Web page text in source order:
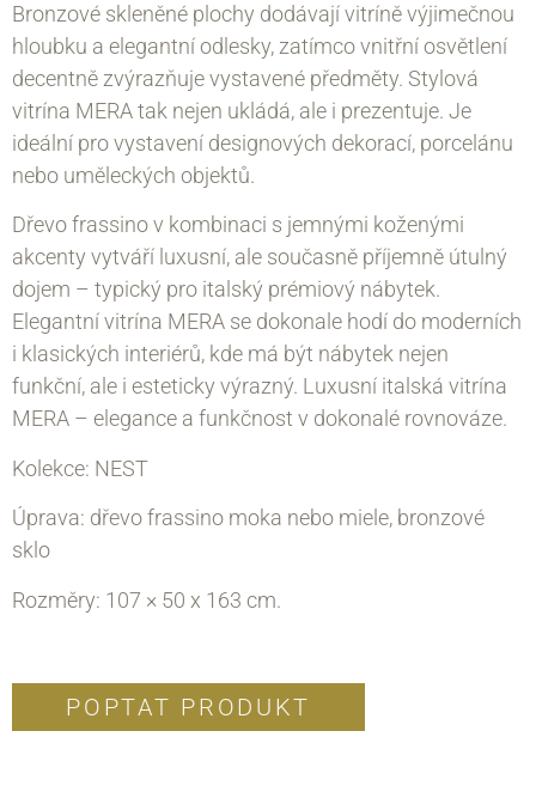
Bronzové skleněné plochy dodávají vitríně výjimečnou
hloubku a elegantní odlesky, zatímco vnitřní osvětlení
decentně zvýrazňuje vystavené předměty. Stylová
vitrína MERA tak nejen ukládá, ale i prezentuje. Je
ideální pro vystavení designových dekorací, porcelánu
nebo uměleckých objektů.
Dřevo frassino v kombinaci s jemnými koženými
akcenty vytváří luxusní, ale současně příjemně útulný
dojem – typický pro italský prémiový nábytek.
Elegantní vitrína MERA se dokonale hodí do moderních
i klasických interiérů, kde má být nábytek nejen
funkční, ale i esteticky výrazný. Luxusní italská vitrína
MERA – elegance a funkčnost v dokonalé rovnováze.
Kolekce: NEST
Úprava: dřevo frassino moka nebo miele, bronzové
sklo
Rozměry: 107 × 50 х 163 cm.
POPTAT PRODUKT